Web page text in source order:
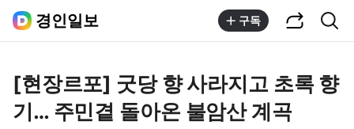
경인일보 구독
[현장르포] 굿당 향 사라지고 초록 향
기… 주민곁 돌아온 불암산 계곡